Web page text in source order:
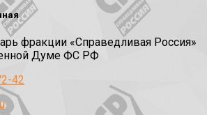
фракции «Справедливая Россия»
Думе ФС РФ
42